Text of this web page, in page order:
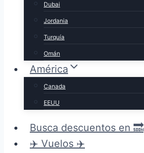
Dubai
Jordania
Turquía
Omán
América
Canada
EEUU
Busca descuentos en 🔜
✈️ Vuelos ✈️